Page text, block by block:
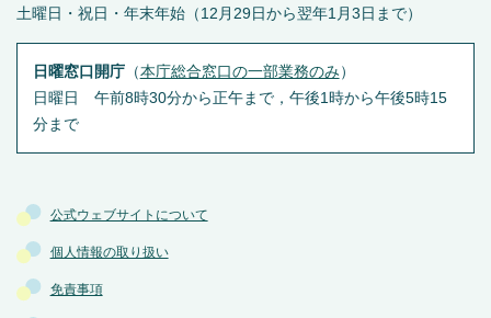
公式ウェブサイトについて
個人情報の取り扱い
免責事項
土曜日・祝日・年末年始（12月29日から翌年1月3日まで）
日曜窓口開庁（本庁総合窓口の一部業務のみ ）
日曜日 午前8時30分から正午まで，午後1時から午後5時15
分まで